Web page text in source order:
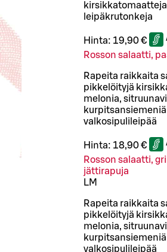
leipäkrutonkeja
Hinta: 19,90 €
Rosson salaatti,
Rapeita raikkaita
pikkelöityjä
melonia,
valkosipulileipää
Hinta: 18,90 €
Rosson salaatti,
jättirapuja
LM
Rapeita raikkaita
pikkelöityjä
melonia,
valkosipulileipää